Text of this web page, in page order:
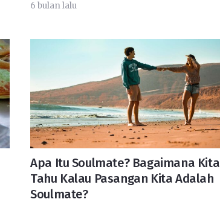
6 bulan lalu
Apa Itu Soulmate? Bagaimana Kita
Tahu Kalau Pasangan Kita Adalah
Soulmate?